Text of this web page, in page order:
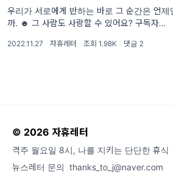
우리가 서로에게 반하는 바로 그 순간은 언제일
까. ☻️ 그 사람도 사랑할 수 있어요? 구독자님~
소중한 사람과 행복한 시간을 보내기 좋은 시기
2022.11.27 · 자휴레터 · 조회 1.98K · 댓글 2
© 2026 자휴레터
격주 월요일 8시, 나를 지키는 단단한 휴식
뉴스레터 문의 thanks_to_j@naver.com